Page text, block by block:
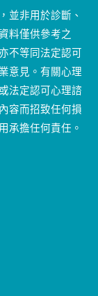
並非用於診斷、
料僅供參考之
不等同法定認可
意見。有關心理
法定認可心理諮
容而招致任何損
承擔任何責任。